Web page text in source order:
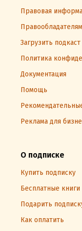
Правовая
Правообладателям
Загрузить
Политика
Документация
Помощь
Реклама для
О подписке
Купить подписку
Бесплатные книги
Подарить
Как оплатить